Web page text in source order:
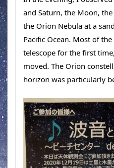
and Saturn, the Moon,
the Orion Nebula at a
Pacific Ocean. Most of
telescope for the first
moved. The Orion
horizon was particularly